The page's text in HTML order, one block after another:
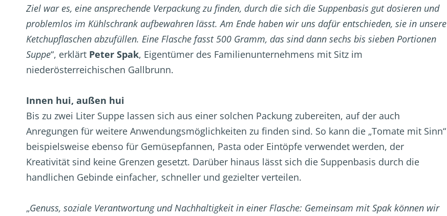
Ziel war es, eine ansprechende Verpackung zu finden, durch die sich die Suppenbasis gut dosieren und
problemlos im Kühlschrank aufbewahren lässt. Am Ende haben wir uns dafür entschieden, sie in unsere
Ketchupflaschen abzufüllen. Eine Flasche fasst 500 Gramm, das sind dann sechs bis sieben Portionen
Suppe“, erklärt Peter Spak, Eigentümer des Familienunternehmens mit Sitz im
niederösterreichischen Gallbrunn.
Innen hui, außen hui
Bis zu zwei Liter Suppe lassen sich aus einer solchen Packung zubereiten, auf der auch
Anregungen für weitere Anwendungsmöglichkeiten zu finden sind. So kann die „Tomate mit Sinn“
beispielsweise ebenso für Gemüsepfannen, Pasta oder Eintöpfe verwendet werden, der
Kreativität sind keine Grenzen gesetzt. Darüber hinaus lässt sich die Suppenbasis durch die
handlichen Gebinde einfacher, schneller und gezielter verteilen.
„Genuss, soziale Verantwortung und Nachhaltigkeit in einer Flasche: Gemeinsam mit Spak können wir